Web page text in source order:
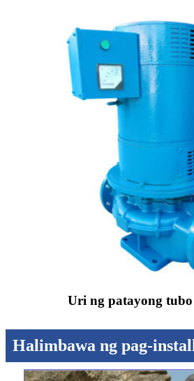
Uri ng patayong
Halimbawa ng pag-